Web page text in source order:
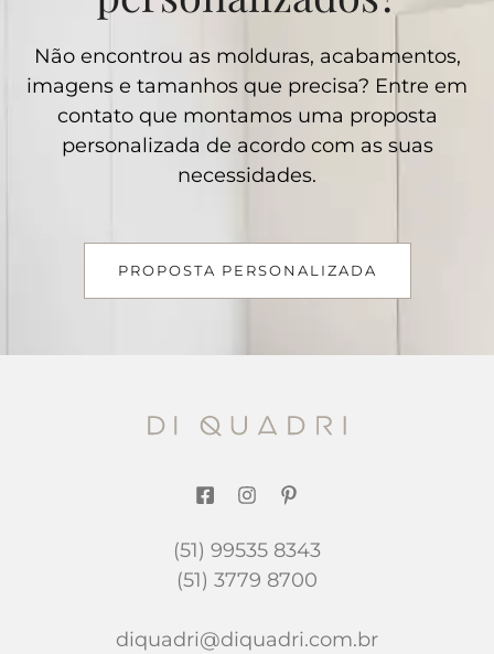
Não encontrou as molduras, acabamentos,
imagens e tamanhos que precisa? Entre em
contato que montamos uma proposta
personalizada de acordo com as suas
necessidades.
PROPOSTA PERSONALIZADA
(51) 99535 8343
(51) 3779 8700
diquadri@diquadri.com.br